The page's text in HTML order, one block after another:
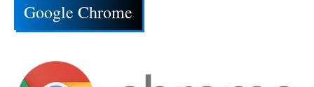
Google Chrome